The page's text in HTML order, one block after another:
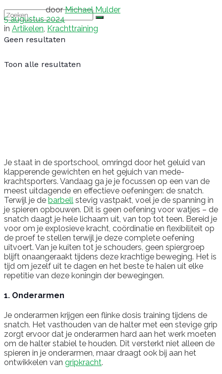
Geen resultaten
Toon alle resultaten
door Michael Mulder
5 augustus 2024
in Artikelen, Krachttraining
Je staat in de sportschool, omringd door het geluid van
klapperende gewichten en het gejuich van mede-
krachtsporters. Vandaag ga je je focussen op een van de
meest uitdagende en effectieve oefeningen: de snatch.
Terwijl je de barbell stevig vastpakt, voel je de spanning in
je spieren opbouwen. Dit is geen oefening voor watjes – de
snatch daagt je hele lichaam uit, van top tot teen. Bereid je
voor om je explosieve kracht, coördinatie en flexibiliteit op
de proef te stellen terwijl je deze complete oefening
uitvoert. Van je kuiten tot je schouders, geen spiergroep
blijft onaangeraakt tijdens deze krachtige beweging. Het is
tijd om jezelf uit te dagen en het beste te halen uit elke
repetitie van deze koningin der bewegingen.
1. Onderarmen
Je onderarmen krijgen een flinke dosis training tijdens de
snatch. Het vasthouden van de halter met een stevige grip
zorgt ervoor dat je onderarmen hard aan het werk moeten
om de halter stabiel te houden. Dit versterkt niet alleen de
spieren in je onderarmen, maar draagt ook bij aan het
ontwikkelen van gripkracht.